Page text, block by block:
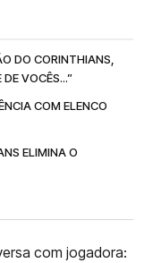
DO CORINTHIANS,
VOCÊS...”
COM ELENCO
ELIMINA O
com jogadora: